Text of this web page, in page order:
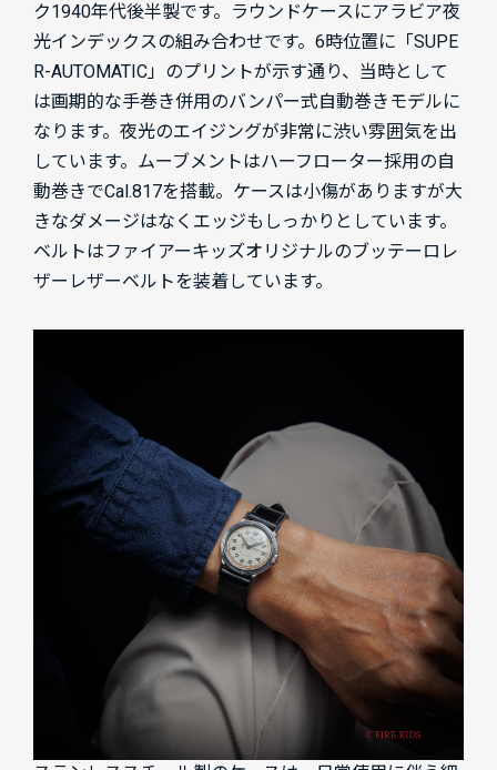
ク1940年代後半製です。ラウンドケースにアラビア夜
光インデックスの組み合わせです。6時位置に「SUPE
R-AUTOMATIC」のプリントが示す通り、当時として
は画期的な手巻き併用のバンパー式自動巻きモデルに
なります。夜光のエイジングが非常に渋い雰囲気を出
しています。ムーブメントはハーフローター採用の自
動巻きでCal.817を搭載。ケースは小傷がありますが大
きなダメージはなくエッジもしっかりとしています。
ベルトはファイアーキッズオリジナルのブッテーロレ
ザーレザーベルトを装着しています。